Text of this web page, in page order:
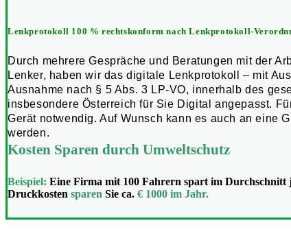
Lenkprotokoll 100 % rechtskonform nach Lenkprotokoll-
Durch mehrere Gespräche und Beratungen mit der
Lenker, haben wir das digitale Lenkprotokoll – mit
Ausnahme nach § 5 Abs. 3 LP-VO, innerhalb des
insbesondere Österreich für Sie Digital angepasst.
Gerät notwendig. Auf Wunsch kann es auch an eine
werden.
Kosten Sparen durch Umweltschutz
Beispiel: Eine Firma mit 100 Fahrern spart im Durchschnitt
Druckkosten sparen Sie ca. € 1000 im Jahr.